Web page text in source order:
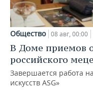
Общество 08 авг, 00:00
В Доме приемов
российского
Завершается работа
искусств ASG»